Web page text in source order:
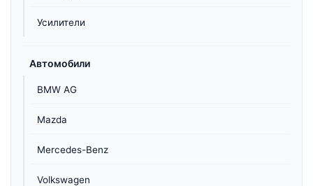
Усилители
Автомобили
BMW AG
Mazda
Mercedes-Benz
Volkswagen